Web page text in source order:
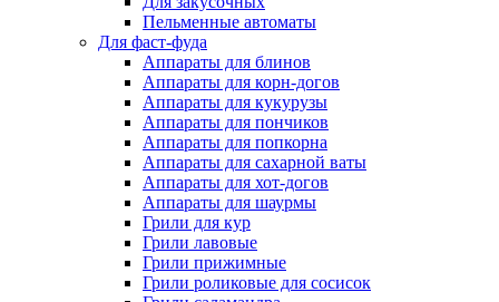
Пельменные автоматы
Для фаст-фуда
Аппараты для блинов
Аппараты для корн-догов
Аппараты для кукурузы
Аппараты для пончиков
Аппараты для попкорна
Аппараты для сахарной ваты
Аппараты для хот-догов
Аппараты для шаурмы
Грили для кур
Грили лавовые
Грили прижимные
Грили роликовые для сосисок